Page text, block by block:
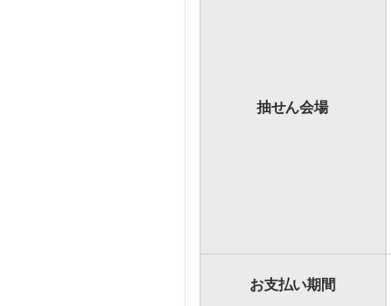
抽せん会場
お支払い期間